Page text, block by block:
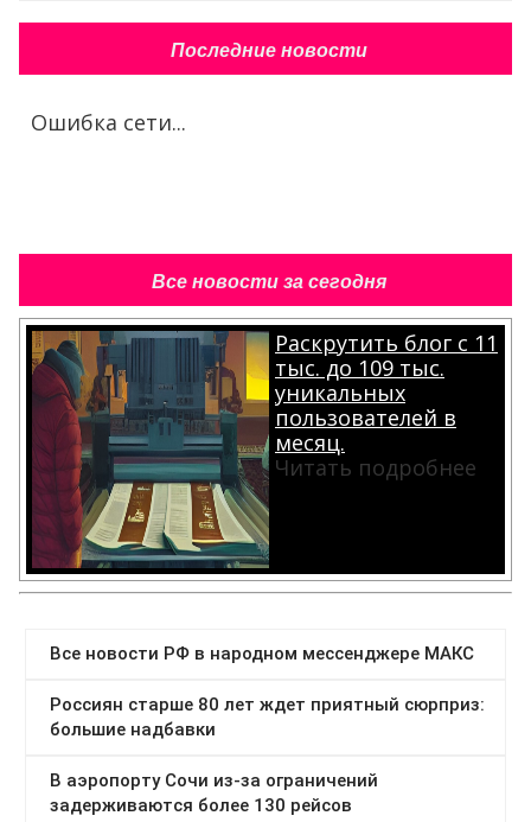
Последние новости
Ошибка сети...
Все новости за сегодня
Раскрутить блог с 11
тыс. до 109 тыс.
уникальных
пользователей в
месяц.
Читать подробнее